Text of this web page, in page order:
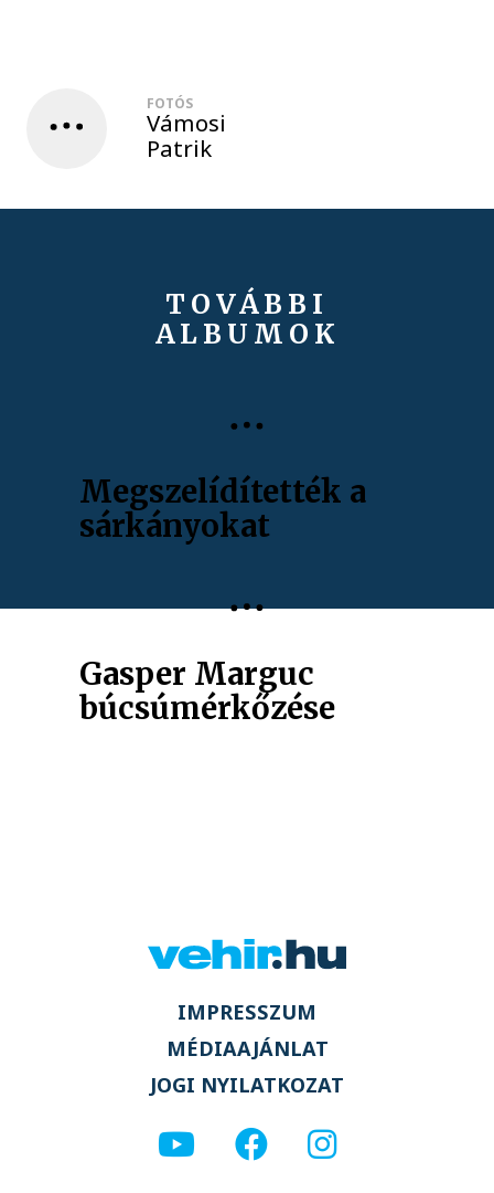
FOTÓS
Vámosi
Patrik
TOVÁBBI
ALBUMOK
Megszelídítették a
sárkányokat
Gasper Marguc
búcsúmérkőzése
IMPRESSZUM
MÉDIAAJÁNLAT
JOGI NYILATKOZAT